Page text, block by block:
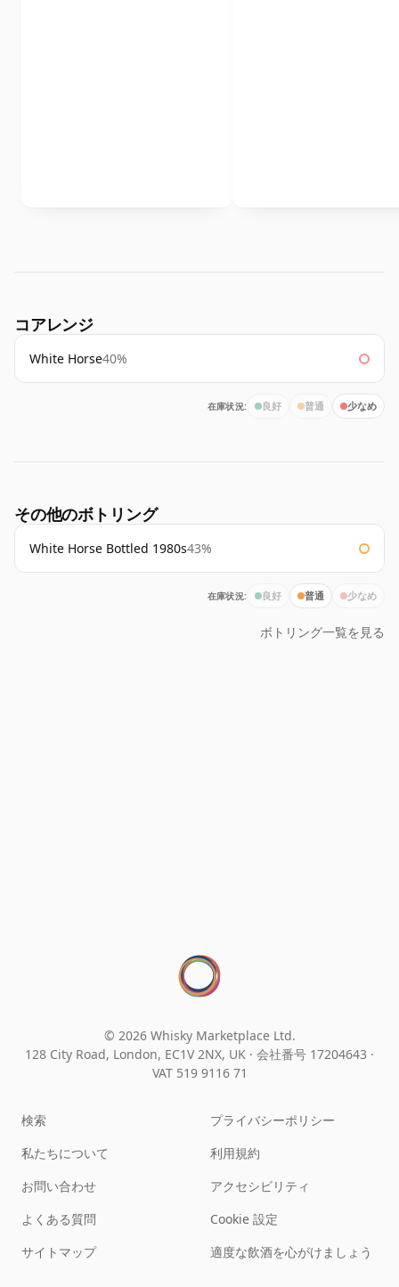
コアレンジ
White Horse40%
在庫状況: 良好 普通 少なめ
その他のボトリング
White Horse Bottled 1980s43%
在庫状況: 良好 普通 少なめ
ボトリング一覧を見る
© 2026 Whisky Marketplace Ltd.
128 City Road, London, EC1V 2NX, UK · 会社番号 17204643 ·
VAT 519 9116 71
検索
私たちについて
お問い合わせ
よくある質問
サイトマップ
プライバシーポリシー
利用規約
アクセシビリティ
Cookie 設定
適度な飲酒を心がけましょう